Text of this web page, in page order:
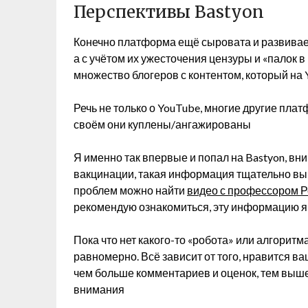
Перспективы Bastyon
Конечно платформа ещё сыровата и
а с учётом их ужесточения цензуры и
множество блогеров с контентом, который
Речь не только о YouTube, многие другие
своём они куплены/ангажированы
Я именно так впервые и попал на Bastyon,
вакцинации, такая информация тщательно
проблем можно найти видео с профессором
рекомендую ознакомиться, эту информацию
Пока что нет какого-то «робота» или
равномерно. Всё зависит от того, нравится
чем больше комментариев и оценок, тем
внимания